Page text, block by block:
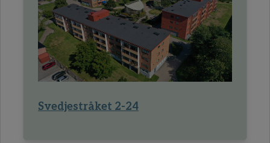
Svedjestråket 2-24